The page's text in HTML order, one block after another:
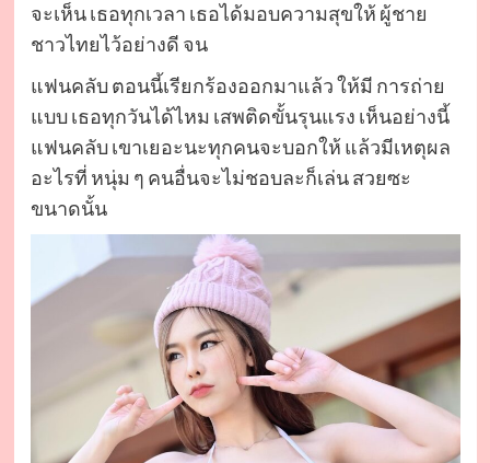
จะเห็น เธอทุกเวลา เธอได้มอบความสุขให้ ผู้ชาย
ชาวไทยไว้อย่างดี จน
แฟนคลับ ตอนนี้เรียกร้องออกมาแล้ว ให้มี การถ่าย
แบบ เธอทุกวันได้ไหม เสพติดขั้นรุนแรง เห็นอย่างนี้
แฟนคลับ เขาเยอะนะทุกคนจะบอกให้ แล้วมีเหตุผล
อะไรที่ หนุ่ม ๆ คนอื่นจะไม่ชอบละก็เล่น สวยซะ
ขนาดนั้น